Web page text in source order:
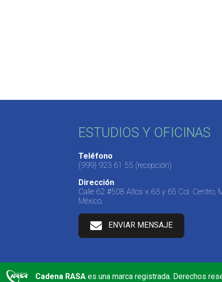
ESTUDIOS Y OFICINAS
Teléfono
(999) 923 61 55 (recepción)
Dirección
Calle 62 #508 Altos x 63 y 65 Col. Centro,
México.
ENVIAR MENSAJE
Cadena RASA es una marca registrada. Derechos